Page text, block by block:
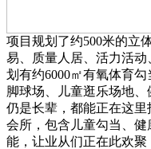
项目规划了约500米的立
易、质量人居、活力活
划有约6000㎡有氧体育
脚球场、儿童逛乐场地
仍是长辈，都能正在这
会所，包含儿童勾当、
能，让业从们正在此欢